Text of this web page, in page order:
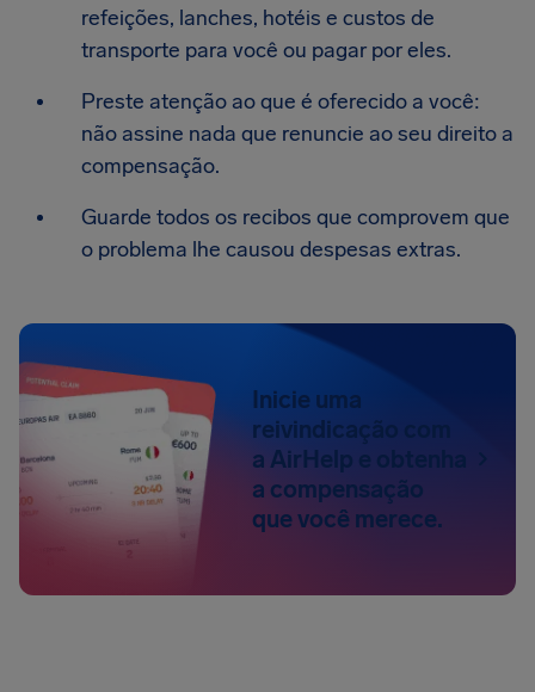
refeições, lanches, hotéis e custos de
transporte para você ou pagar por eles.
Preste atenção ao que é oferecido a você:
não assine nada que renuncie ao seu direito a
compensação.
Guarde todos os recibos que comprovem que
o problema lhe causou despesas extras.
Inicie uma
reivindicação com
a AirHelp e obtenha
a compensação
que você merece.